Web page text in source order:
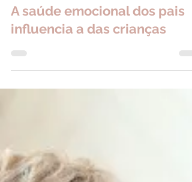
Academia 108
A saúde emocional dos pais
influencia a das crianças